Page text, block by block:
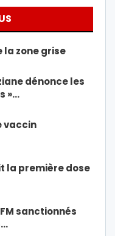
la zone grise
dénonce les
»…
vaccin
la première dose
sanctionnés